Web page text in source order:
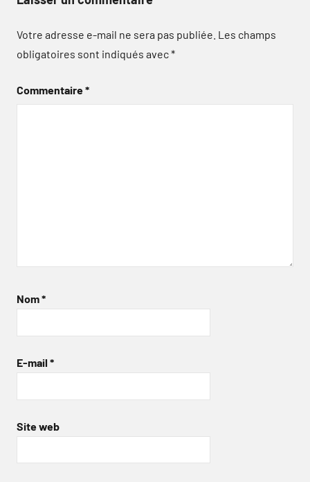
Votre adresse e-mail ne sera pas publiée. Les champs
obligatoires sont indiqués avec*
Commentaire*
Nom*
E-mail *
Site web